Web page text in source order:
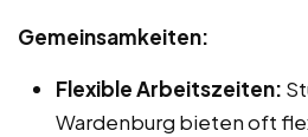
Gemeinsamkeiten:
Flexible Arbeitszeiten:
Wardenburg bieten oft